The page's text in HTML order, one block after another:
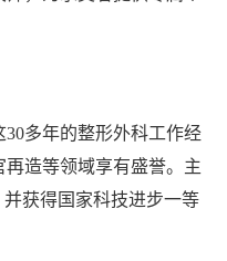
多年的整形外科工作经
造等领域享有盛誉。主
获得国家科技进步一等